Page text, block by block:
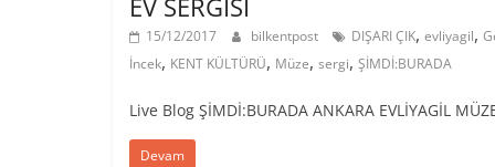
EV SERGİSİ
15/12/2017 bilkentpost DIŞARI ÇIK, evliyagil,
İncek, KENT KÜLTÜRÜ, Müze, sergi, ŞİMDİ:BURADA
Live Blog ŞİMDİ:BURADA ANKARA EVLİYAGİL
Devam